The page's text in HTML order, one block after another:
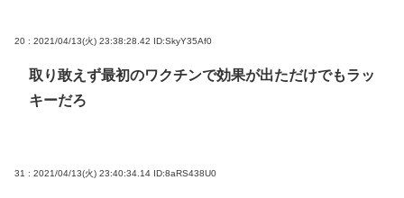
20 : 2021/04/13(火) 23:38:28.42 ID:SkyY35Af0
取り敢えず最初のワクチンで効果が出ただけでもラッ
キーだろ
31 : 2021/04/13(火) 23:40:34.14 ID:8aRS438U0